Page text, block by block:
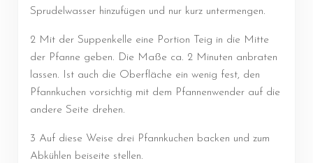
Sprudelwasser hinzufügen und nur kurz untermengen.
2 Mit der Suppenkelle eine Portion Teig in die Mitte
der Pfanne geben. Die Maße ca. 2 Minuten anbraten
lassen. Ist auch die Oberfläche ein wenig fest, den
Pfannkuchen vorsichtig mit dem Pfannenwender auf die
andere Seite drehen.
3 Auf diese Weise drei Pfannkuchen backen und zum
Abkühlen beiseite stellen.